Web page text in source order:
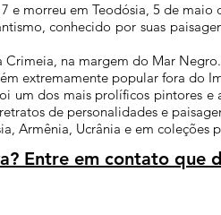
e morreu em Teodósia, 5 de maio
, conhecido por suas
Crimeia, na margem do Mar Negro.
extremamente popular fora do
um dos mais prolíficos pintores
de personalidades e
, Armênia, Ucrânia e em coleções
Entre em contato que